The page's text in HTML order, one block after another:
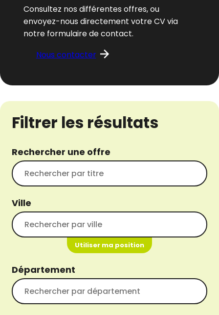
Consultez nos différentes offres, ou
envoyez-nous directement votre CV via
notre formulaire de contact.
Nous contacter
Filtrer les résultats
Rechercher une offre
Ville
Utiliser ma position
Département